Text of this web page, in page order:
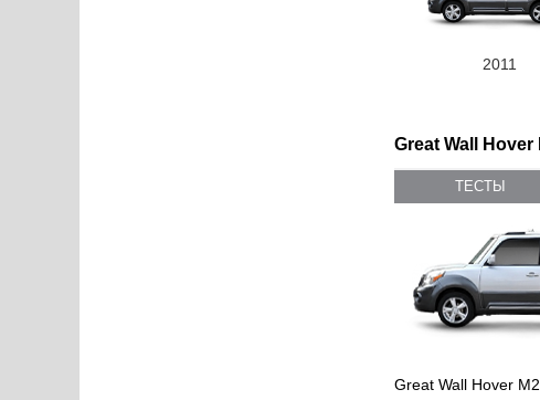
2011
Great Wall Hover
ТЕСТЫ
Great Wall Hover